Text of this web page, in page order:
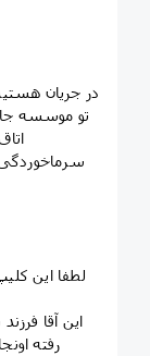
در جریان
تو موسسه
لطفا این
این آقا
رفته